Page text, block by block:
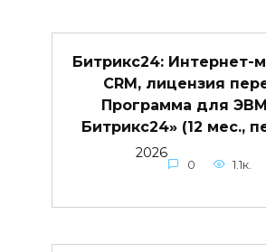
Битрикс24: Интернет-
CRM, лицензия
Программа для ЭВМ
Битрикс24» (12 мес.,
2026
0 1.1к.